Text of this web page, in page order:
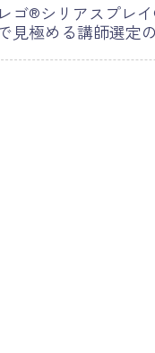
レゴ®シリアスプレ
見極める講師選定